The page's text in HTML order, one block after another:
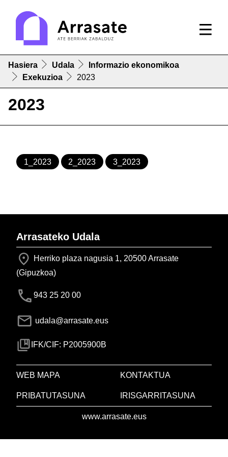
Hasiera Udala
Informazio ekonomikoa
Exekuzioa
2023
2023
1_2023 2_2023 3_2023
Arrasateko Udala
Herriko plaza nagusia 1, 20500 Arrasate
(Gipuzkoa)
943 25 20 00
udala@arrasate.eus
IFK/CIF: P2005900B
WEB MAPA KONTAKTUA
PRIBATUTASUNA IRISGARRITASUNA
www.arrasate.eus